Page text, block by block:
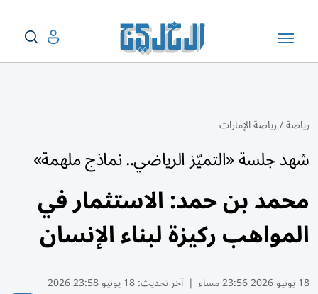
رياضة/رياضة الإمارات
شهد جلسة «التميّز الرياضي.. نماذج ملهمة»
محمد بن حمد: الاستثمار في
المواهب ركيزة لبناء الإنسان
18 يونيو 2026 23:56 مساء | آخر تحديث:18 يونيو 23:58 2026